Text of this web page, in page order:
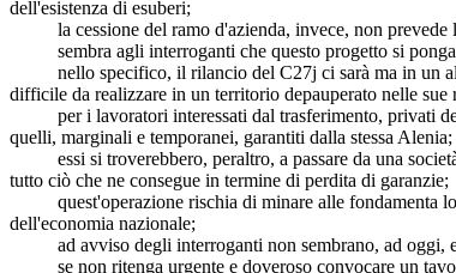
dell'esistenza di esuberi;
la cessione del ramo d'azienda, invece, non prevede
sembra agli interroganti che questo progetto si ponga
nello specifico, il rilancio del C27j ci sarà ma in un
difficile da realizzare in un territorio depauperato nelle
per i lavoratori interessati dal trasferimento, privati
quelli, marginali e temporanei, garantiti dalla stessa Alenia;
essi si troverebbero, peraltro, a passare da una società
tutto ciò che ne consegue in termine di perdita di garanzie;
quest'operazione rischia di minare alle fondamenta lo
dell'economia nazionale;
ad avviso degli interroganti non sembrano, ad oggi,
se non ritenga urgente e doveroso convocare un tavolo